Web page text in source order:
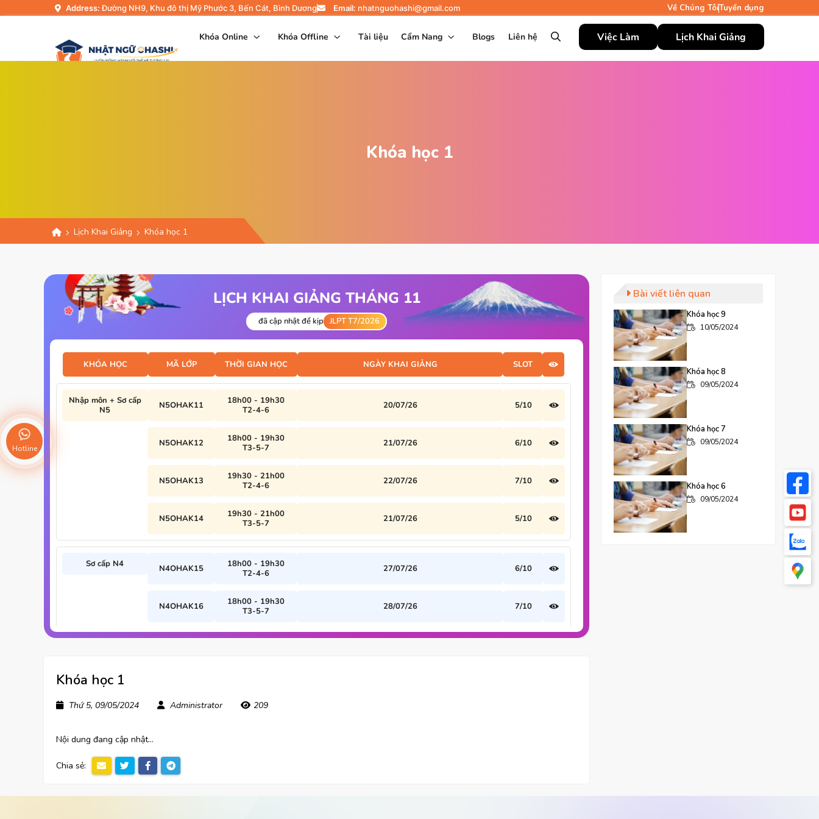
Address:Đường NH9, Khu đô thị Mỹ Phước 3, Bến Cát, Bình Dương Email: nhatnguohashi@gmail.com Về Chúng TôiTuyển dụng
Khóa Online Khóa Offline Tài liệu Cẩm Nang Blogs Liên hệ Việc Làm Lịch Khai Giảng
Khóa học 1
Lịch Khai Giảng Khóa học 1
LỊCH KHAI GIẢNG THÁNG 11
đã cập nhật để kịp JLPT T7/2026
KHÓA HỌC MÃ LỚP THỜI GIAN HỌC NGÀY KHAI GIẢNG SLOT
Nhập môn + Sơ cấp
N5
N5OHAK11
18h00 - 19h30
T2-4-6
20/07/26 5/10
N5OHAK12
18h00 - 19h30
T3-5-7
21/07/26 6/10
N5OHAK13
19h30 - 21h00
T2-4-6
22/07/26 7/10
N5OHAK14
19h30 - 21h00
T3-5-7
21/07/26 5/10
Sơ cấp N4 N4OHAK15
18h00 - 19h30
T2-4-6
27/07/26 6/10
N4OHAK16
18h00 - 19h30
T3-5-7
28/07/26 7/10
19h30 - 21h00
N3OHA02
Khóa học 1
Thứ 5, 09/05/2024 Administrator 209
Nội dung đang cập nhật...
Chia sẻ:
Bài viết liên quan
Khóa học 9
10/05/2024
Khóa học 8
09/05/2024
Khóa học 7
09/05/2024
Khóa học 6
09/05/2024
Hotline